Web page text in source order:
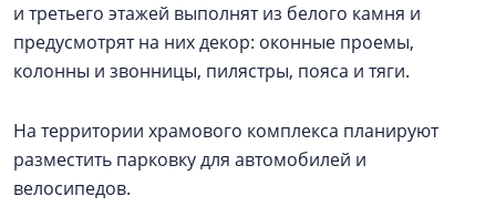
и третьего этажей выполнят из белого камня и
предусмотрят на них декор: оконные проемы,
колонны и звонницы, пилястры, пояса и тяги.
На территории храмового комплекса планируют
разместить парковку для автомобилей и
велосипедов.